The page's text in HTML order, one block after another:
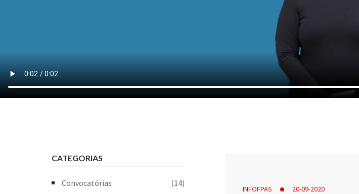
INFOFPAS 20-09-2020
CATEGORIAS
Convocatórias
(14)